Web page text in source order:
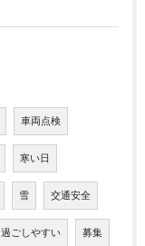
車両点検
寒い日
雪 交通安全
過ごしやすい 募集